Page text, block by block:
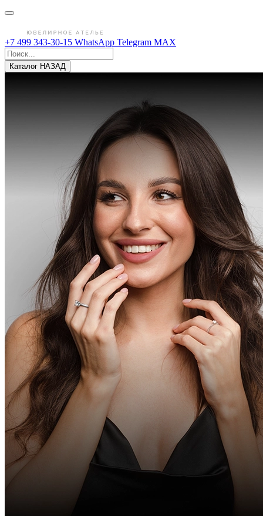
+7 499 343-30-15 WhatsApp Telegram MAX
Каталог НАЗАД